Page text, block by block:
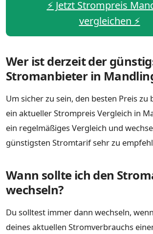
⚡️ Jetzt Strompreis
vergleichen ⚡️
Wer ist derzeit der
Stromanbieter in
Um sicher zu sein, den besten Preis zu
ein aktueller Strompreis Vergleich in
ein regelmäßiges Vergleich und
günstigsten Stromtarif sehr zu
Wann sollte ich den
wechseln?
Du solltest immer dann wechseln,
deines aktuellen Stromverbrauchs